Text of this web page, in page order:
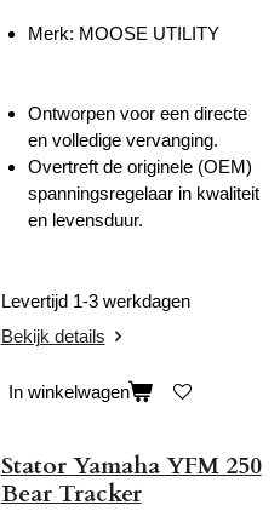
Merk: MOOSE UTILITY
Ontworpen voor een directe
en volledige vervanging.
Overtreft de originele (OEM)
spanningsregelaar in kwaliteit
en levensduur.
Levertijd 1-3 werkdagen
Bekijk details
In winkelwagen
Stator Yamaha YFM 250
Bear Tracker